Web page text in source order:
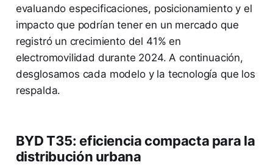
evaluando especificaciones, posicionamiento y el
impacto que podrían tener en un mercado que
registró un crecimiento del 41% en
electromovilidad durante 2024. A continuación,
desglosamos cada modelo y la tecnología que los
respalda.
BYD T35: eficiencia compacta para la
distribución urbana